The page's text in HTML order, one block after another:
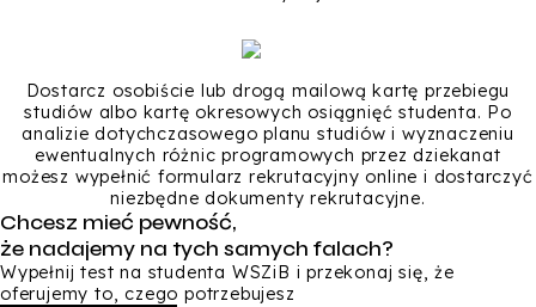
Dostarcz osobiście lub drogą mailową kartę przebiegu
studiów albo kartę okresowych osiągnięć studenta. Po
analizie dotychczasowego planu studiów i wyznaczeniu
ewentualnych różnic programowych przez dziekanat
możesz wypełnić formularz rekrutacyjny online i dostarczyć
niezbędne dokumenty rekrutacyjne.
Chcesz mieć pewność,
że nadajemy na tych samych falach?
Wypełnij test na studenta WSZiB i przekonaj się, że
oferujemy to, czego potrzebujesz